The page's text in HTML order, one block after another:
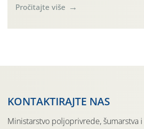
Pročitajte više
KONTAKTIRAJTE NAS
Ministarstvo poljoprivrede, šumarstva